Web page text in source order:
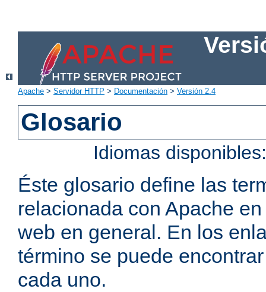
Apache > Servidor HTTP > Documentación > Versión 2.4
Glosario
Idiomas
Éste glosario define las
relacionada con Apache
web en general. En los
término se puede
cada uno.